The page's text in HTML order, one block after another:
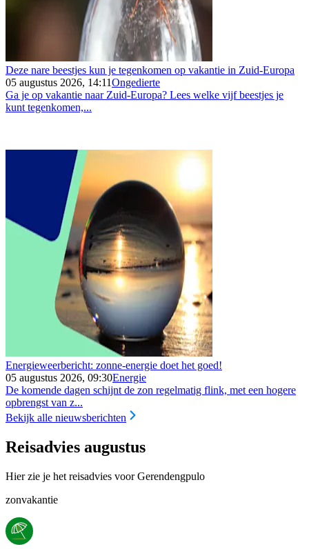
Deze nare beestjes kun je tegenkomen op vakantie in Zuid-Europa
05 augustus 2026, 14:11Ongedierte
Ga je op vakantie naar Zuid-Europa? Lees welke vijf beestjes je
kunt tegenkomen,...
Energieweerbericht: zonne-energie doet het goed!
05 augustus 2026, 09:30Energie
De komende dagen schijnt de zon regelmatig flink, met een hogere
opbrengst van z...
Bekijk alle nieuwsberichten
Reisadvies augustus
Hier zie je het reisadvies voor Gerendengpulo
zonvakantie